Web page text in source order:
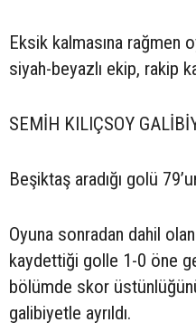
Eksik kalmasına rağmen
siyah-beyazlı ekip, rakip
SEMİH KILIÇSOY
Beşiktaş aradığı golü
Oyuna sonradan dahil
kaydettiği golle 1-0 öne
bölümde skor
galibiyetle ayrıldı.